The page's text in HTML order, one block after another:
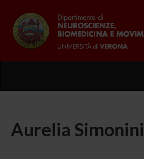
Aurelia Simonini